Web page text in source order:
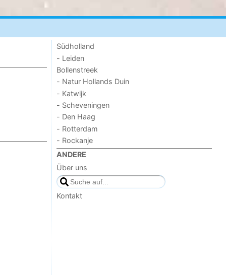
Südholland
- Leiden
Bollenstreek
- Natur Hollands Duin
- Katwijk
- Scheveningen
- Den Haag
- Rotterdam
- Rockanje
ANDERE
Über uns
Kontakt